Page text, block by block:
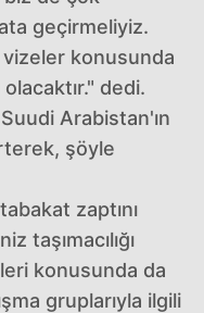
geçirmeliyiz.
konusunda
olacaktır." dedi.
Arabistan'ın
şöyle
zaptını
taşımacılığı
konusunda da
gruplarıyla ilgili